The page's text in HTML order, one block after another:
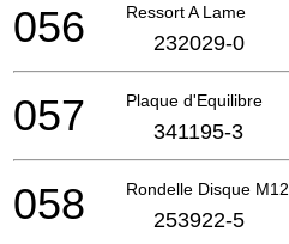
Ressort A Lame
056 232029-0
Plaque d'Equilibre
057 341195-3
Rondelle Disque M12
058 253922-5